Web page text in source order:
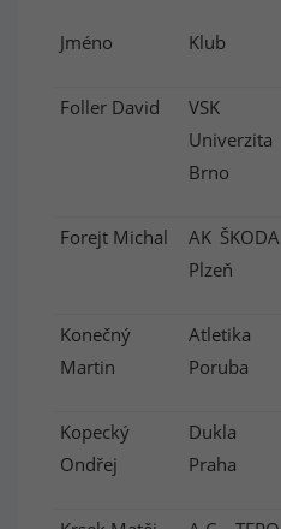
Jméno Klub
Foller David
VSK
Univerzita
Brno
Forejt Michal
AK ŠKODA
Plzeň
Konečný
Martin
Atletika
Poruba
Kopecký
Ondřej
Dukla
Praha